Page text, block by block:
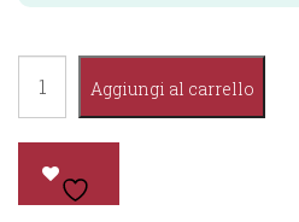
-
Per
Aggiungi al carrello